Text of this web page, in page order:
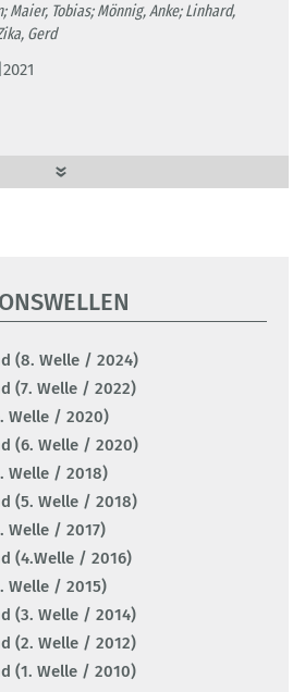
Maier, Tobias; Mönnig, Anke; Linhard,
Gerd
auf Arbeitsangebot
Entwicklung
Michael; Böse, Carolin; Schmitz, Nadja;
Prognose "Digitalisierte
Gerd; Kalinowski, Michael; Maier,
Stefanie; Bernardt, Florian; Mönnig,
Philip; Wolter, Marc Ingo
(8. Welle / 2024)
(7. Welle / 2022)
Welle / 2020)
(6. Welle / 2020)
Welle / 2018)
(5. Welle / 2018)
Welle / 2017)
(4.Welle / 2016)
Welle / 2015)
(3. Welle / 2014)
(2. Welle / 2012)
(1. Welle / 2010)